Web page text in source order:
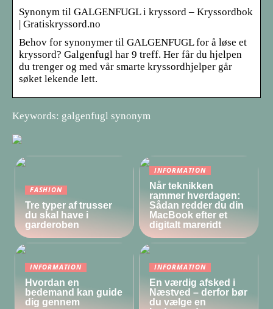
Synonym til GALGENFUGL i kryssord – Kryssordbok
| Gratiskryssord.no
Behov for synonymer til GALGENFUGL for å løse et
kryssord? Galgenfugl har 9 treff. Her får du hjelpen
du trenger og med vår smarte kryssordhjelper går
søket lekende lett.
Keywords: galgenfugl synonym
FASHION
Tre typer af trusser
du skal have i
garderoben
INFORMATION
Når teknikken
rammer hverdagen:
Sådan redder du din
MacBook efter et
digitalt mareridt
INFORMATION
Hvordan en
bedemand kan guide
dig gennem
INFORMATION
En værdig afsked i
Næstved – derfor bør
du vælge en